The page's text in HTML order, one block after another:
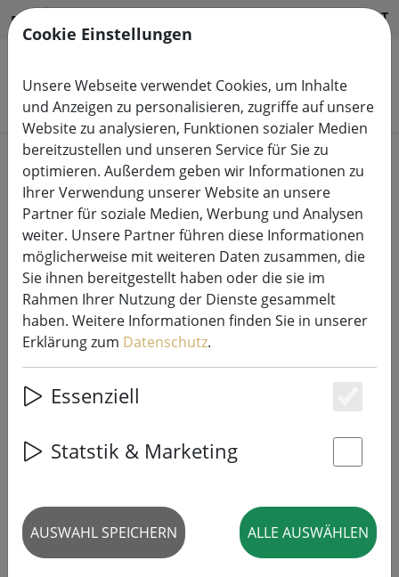
DE HILFE & SUPPORT
Produkte suchen
Start Leuchtdeko Leuchtdekoration Außen
Star Trading LED-Tischleuchte
Kreta 26 cm Weiss
‹ ›
Cookie Einstellungen
Unsere Webseite verwendet Cookies, um Inhalte
und Anzeigen zu personalisieren, zugriffe auf unsere
Website zu analysieren, Funktionen sozialer Medien
bereitzustellen und unseren Service für Sie zu
optimieren. Außerdem geben wir Informationen zu
Ihrer Verwendung unserer Website an unsere
Partner für soziale Medien, Werbung und Analysen
weiter. Unsere Partner führen diese Informationen
möglicherweise mit weiteren Daten zusammen, die
Sie ihnen bereitgestellt haben oder die sie im
Rahmen Ihrer Nutzung der Dienste gesammelt
haben. Weitere Informationen finden Sie in unserer
Erklärung zum Datenschutz.
Essenziell
Statstik & Marketing
AUSWAHL SPEICHERN ALLE AUSWÄHLEN